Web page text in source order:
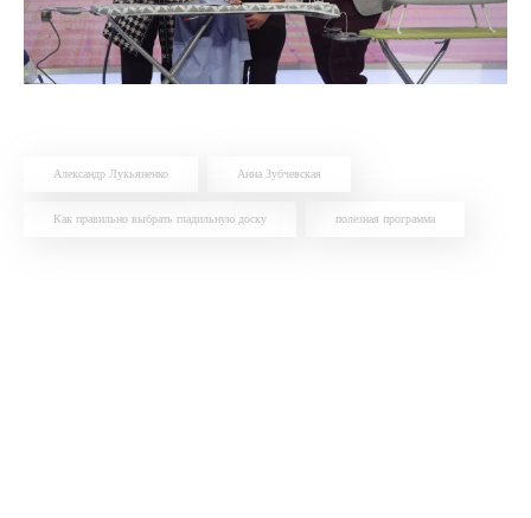
Александр Лукьяненко Анна Зубчевская
Как правильно выбрать гладильную доску полезная программа